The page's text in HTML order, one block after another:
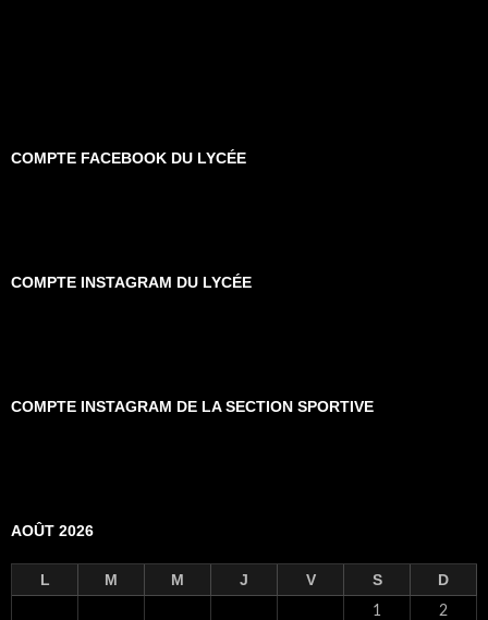
COMPTE FACEBOOK DU LYCÉE
COMPTE INSTAGRAM DU LYCÉE
COMPTE INSTAGRAM DE LA SECTION SPORTIVE
AOÛT 2026
L M M J V S D
1 2